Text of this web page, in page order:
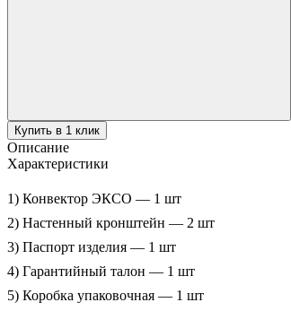
Купить в 1 клик
Описание
Характеристики
1) Конвектор ЭКСО — 1 шт
2) Настенный кронштейн — 2 шт
3) Паспорт изделия — 1 шт
4) Гарантийный талон — 1 шт
5) Коробка упаковочная — 1 шт